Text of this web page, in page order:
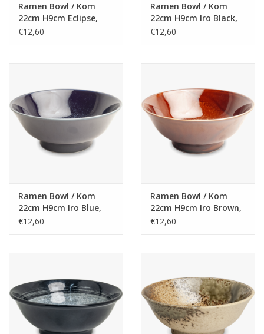
Ramen Bowl / Kom
22cm H9cm Eclipse,
Japans
€12,60
Ramen Bowl / Kom
22cm H9cm Iro Black,
Japan
€12,60
Ramen Bowl / Kom
22cm H9cm Iro Blue,
Japan
€12,60
Ramen Bowl / Kom
22cm H9cm Iro Brown,
Japan
€12,60